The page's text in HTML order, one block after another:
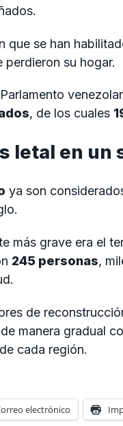
que se han
perdieron su hogar.
, de los cuales
letal en un
ya son
más grave era el
245 personas,
de
manera gradual
cada región.
electrónico